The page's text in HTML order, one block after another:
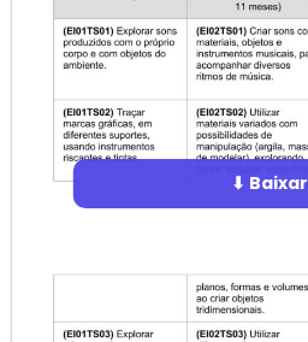
⬇ Baixar